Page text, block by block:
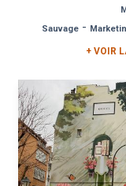
la visibilité
Sauvage -
+ VOIR